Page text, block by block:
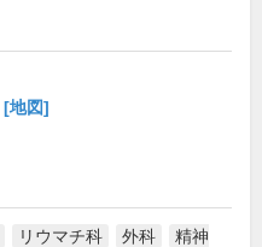
[地図]
リウマチ科 外科
精神